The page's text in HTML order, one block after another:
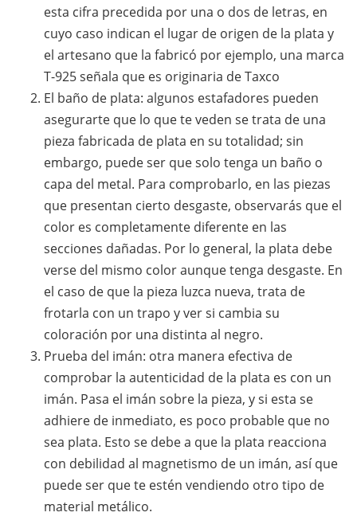
esta cifra precedida por una o dos de letras, en
cuyo caso indican el lugar de origen de la plata y
el artesano que la fabricó por ejemplo, una marca
T-925 señala que es originaria de Taxco
El baño de plata: algunos estafadores pueden
asegurarte que lo que te veden se trata de una
pieza fabricada de plata en su totalidad; sin
embargo, puede ser que solo tenga un baño o
capa del metal. Para comprobarlo, en las piezas
que presentan cierto desgaste, observarás que el
color es completamente diferente en las
secciones dañadas. Por lo general, la plata debe
verse del mismo color aunque tenga desgaste. En
el caso de que la pieza luzca nueva, trata de
frotarla con un trapo y ver si cambia su
coloración por una distinta al negro.
Prueba del imán: otra manera efectiva de
comprobar la autenticidad de la plata es con un
imán. Pasa el imán sobre la pieza, y si esta se
adhiere de inmediato, es poco probable que no
sea plata. Esto se debe a que la plata reacciona
con debilidad al magnetismo de un imán, así que
puede ser que te estén vendiendo otro tipo de
material metálico.